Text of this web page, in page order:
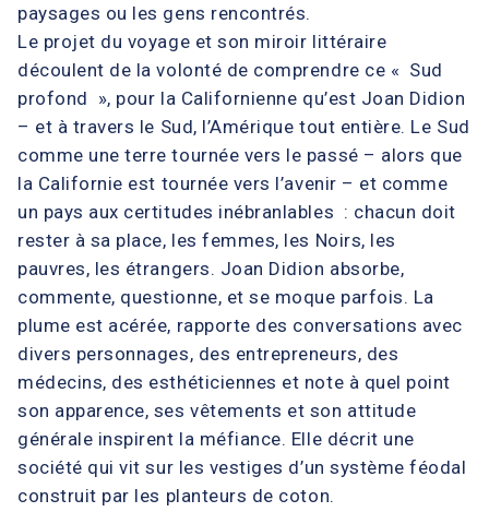
paysages ou les gens rencontrés.
Le projet du voyage et son miroir littéraire
découlent de la volonté de comprendre ce « Sud
profond », pour la Californienne qu’est Joan Didion
– et à travers le Sud, l’Amérique tout entière. Le Sud
comme une terre tournée vers le passé – alors que
la Californie est tournée vers l’avenir – et comme
un pays aux certitudes inébranlables : chacun doit
rester à sa place, les femmes, les Noirs, les
pauvres, les étrangers. Joan Didion absorbe,
commente, questionne, et se moque parfois. La
plume est acérée, rapporte des conversations avec
divers personnages, des entrepreneurs, des
médecins, des esthéticiennes et note à quel point
son apparence, ses vêtements et son attitude
générale inspirent la méfiance. Elle décrit une
société qui vit sur les vestiges d’un système féodal
construit par les planteurs de coton.